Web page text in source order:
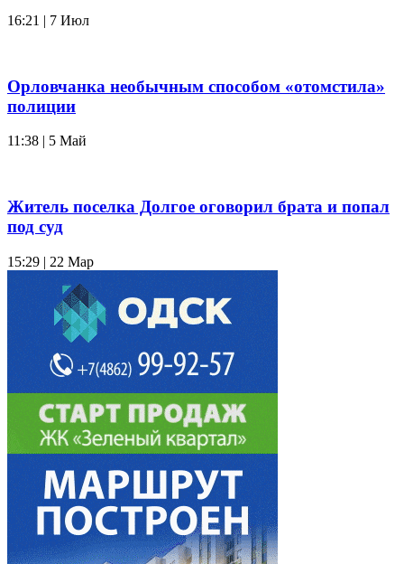
16:21 | 7 Июл
Орловчанка необычным способом «отомстила»
полиции
11:38 | 5 Май
Житель поселка Долгое оговорил брата и попал
под суд
15:29 | 22 Мар